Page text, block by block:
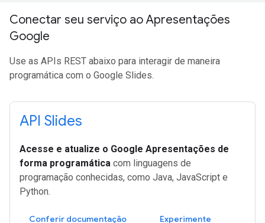
Conectar seu serviço ao Apresentações
Google
Use as APIs REST abaixo para interagir de maneira
programática com o Google Slides.
API Slides
Acesse e atualize o Google Apresentações de
forma programática com linguagens de
programação conhecidas, como Java, JavaScript e
Python.
Conferir documentação Experimente